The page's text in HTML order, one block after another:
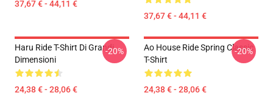
37,67 € - 44,11 €
37,67 € - 44,11 €
Haru Ride T-Shirt Di Grandi
Dimensioni
24,38 € - 28,06 €
-20%
Ao House Ride Spring Classic
T-Shirt
24,38 € - 28,06 €
-20%